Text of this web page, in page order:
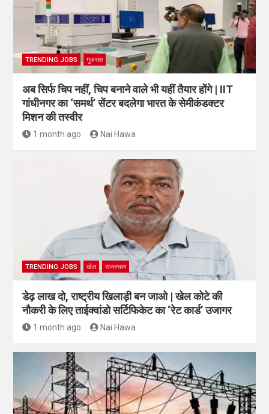
TRENDING JOBS गुजरात
अब सिर्फ चिप नहीं, चिप बनाने वाले भी यहीं तैयार होंगे | IIT
गांधीनगर का ‘समर्थ’ सेंटर बदलेगा भारत के सेमीकंडक्टर
मिशन की तस्वीर
1 month ago Nai Hawa
TRENDING JOBS खेल राजस्थान
डेढ़ लाख दो, राष्ट्रीय खिलाड़ी बन जाओ | खेल कोटे की
नौकरी के लिए ताईक्वांडो सर्टिफिकेट का ‘रेट कार्ड’ उजागर
1 month ago Nai Hawa